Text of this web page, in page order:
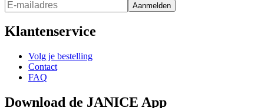
Aanmelden
Klantenservice
Volg je bestelling
Contact
FAQ
Download de JANICE App